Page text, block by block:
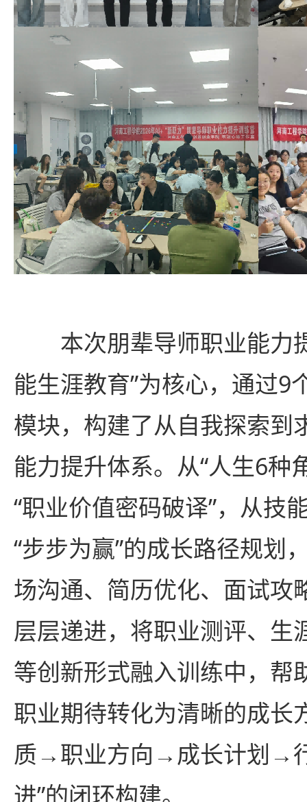
本次朋辈导师职业能力
能生涯教育”为核心，通过9
模块，构建了从自我探索到
能力提升体系。从“人生6种
“职业价值密码破译”，从技
“步步为赢”的成长路径规划
场沟通、简历优化、面试攻
层层递进，将职业测评、生
等创新形式融入训练中，帮
职业期待转化为清晰的成长
质→职业方向→成长计划→
进”的闭环构建。